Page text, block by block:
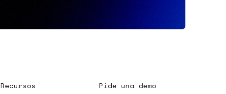
Recursos
Pide una demo